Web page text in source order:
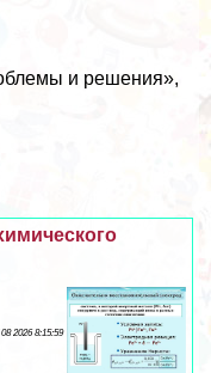
и решения»,
2026 8:15:59